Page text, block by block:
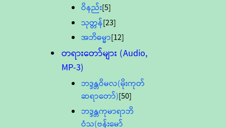
ဝိနည်း[5]
သုတ္တန်[23]
အဘိဓမ္မာ[12]
တရားတော်များ (Audio,
MP-3)
ဘဒ္ဒန္တဝိမလ(မိုးကုတ်
ဆရာတော်)[50]
ဘဒ္ဒန္တကုမာရာဘိ
ဝံသ(ဗန်းမော်